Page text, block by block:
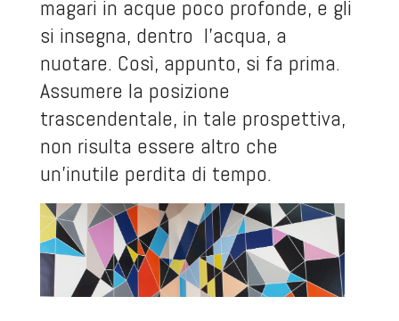
magari in acque poco profonde, e gli
si insegna, dentro l’acqua, a
nuotare. Così, appunto, si fa prima.
Assumere la posizione
trascendentale, in tale prospettiva,
non risulta essere altro che
un’inutile perdita di tempo.